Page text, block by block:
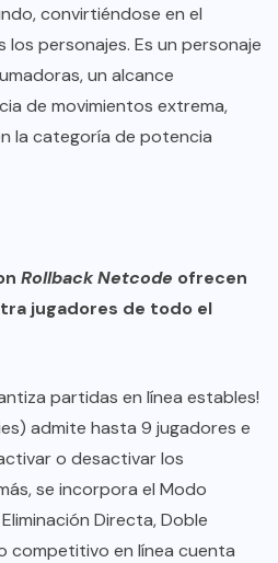
convirtiéndose en el
personajes. Es un personaje
un alcance
de movimientos extrema,
la categoría de potencia
Rollback Netcode ofrecen
jugadores de todo el
partidas en línea estables!
admite hasta 9 jugadores e
o desactivar los
se incorpora el Modo
Directa, Doble
competitivo en línea cuenta